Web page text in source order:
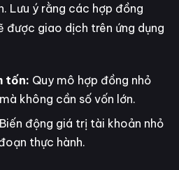
Lưu ý rằng các hợp đồng
được giao dịch trên ứng dụng
tốn: Quy mô hợp đồng nhỏ
không cần số vốn lớn.
Biến động giá trị tài khoản nhỏ
thực hành.